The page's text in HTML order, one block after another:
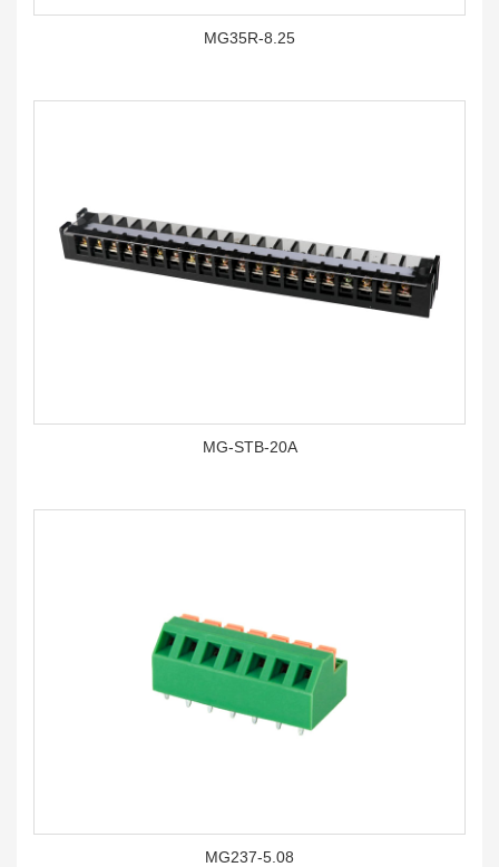
MG35R-8.25
MG-STB-20A
MG237-5.08